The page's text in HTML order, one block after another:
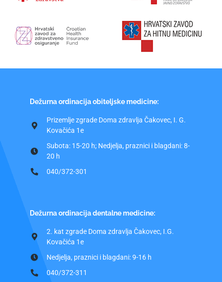
Dežurna ordinacija obiteljske medicine:
Prizemlje zgrade Doma zdravlja Čakovec, I. G.
Kovačića 1e
Subota: 15-20 h; Nedjelja, praznici i blagdani: 8-
20 h
040/372-301
Dežurna ordinacija dentalne medicine:
2. kat zgrade Doma zdravlja Čakovec, I.G.
Kovačića 1e
Nedjelja, praznici i blagdani: 9-16 h
040/372-311